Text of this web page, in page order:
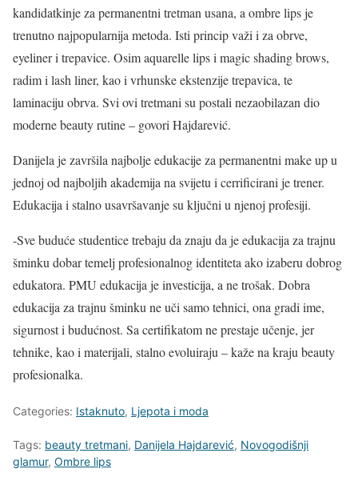
kandidatkinje za permanentni tretman usana, a ombre lips je
trenutno najpopularnija metoda. Isti princip važi i za obrve,
eyeliner i trepavice. Osim aquarelle lips i magic shading brows,
radim i lash liner, kao i vrhunske ekstenzije trepavica, te
laminaciju obrva. Svi ovi tretmani su postali nezaobilazan dio
moderne beauty rutine – govori Hajdarević.
Danijela je završila najbolje edukacije za permanentni make up u
jednoj od najboljih akademija na svijetu i cerrificirani je trener.
Edukacija i stalno usavršavanje su ključni u njenoj profesiji.
-Sve buduće studentice trebaju da znaju da je edukacija za trajnu
šminku dobar temelj profesionalnog identiteta ako izaberu dobrog
edukatora. PMU edukacija je investicija, a ne trošak. Dobra
edukacija za trajnu šminku ne uči samo tehnici, ona gradi ime,
sigurnost i budućnost. Sa certifikatom ne prestaje učenje, jer
tehnike, kao i materijali, stalno evoluiraju – kaže na kraju beauty
profesionalka.
Categories: Istaknuto, Ljepota i moda
Tags: beauty tretmani, Danijela Hajdarević, Novogodišnji
glamur, Ombre lips